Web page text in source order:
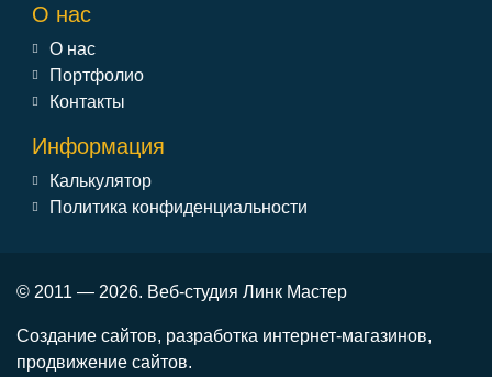
О нас
О нас
Портфолио
Контакты
Информация
Калькулятор
Политика конфиденциальности
© 2011 — 2026. Веб-студия Линк Мастер
Создание сайтов, разработка интернет-магазинов,
продвижение сайтов.